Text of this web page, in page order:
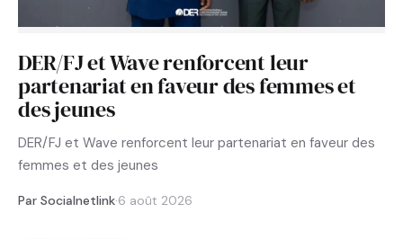
DER/FJ et Wave renforcent leur
partenariat en faveur des femmes et
des jeunes
DER/FJ et Wave renforcent leur partenariat en faveur des
femmes et des jeunes
Par Socialnetlink·6 août 2026